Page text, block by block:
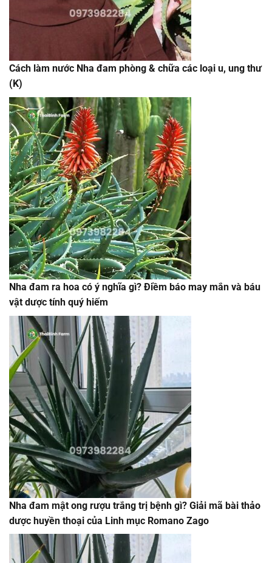
Cách làm nước Nha đam phòng & chữa các loại u, ung thư
(K)
Nha đam ra hoa có ý nghĩa gì? Điềm báo may mắn và báu
vật dược tính quý hiếm
Nha đam mật ong rượu trắng trị bệnh gì? Giải mã bài thảo
dược huyền thoại của Linh mục Romano Zago